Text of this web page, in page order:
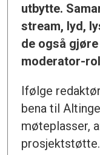
utbytte.
stream, lyd,
de også
moderator-
Ifølge
bena til
møteplasser,
prosjektstøtte.